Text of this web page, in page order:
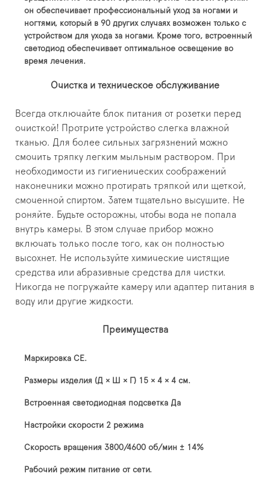
он обеспечивает профессиональный уход за ногами и
ногтями, который в 90 других случаях возможен только с
устройством для ухода за ногами. Кроме того, встроенный
светодиод обеспечивает оптимальное освещение во
время лечения.
Очистка и техническое обслуживание
Всегда отключайте блок питания от розетки перед
очисткой! Протрите устройство слегка влажной
тканью. Для более сильных загрязнений можно
смочить тряпку легким мыльным раствором. При
необходимости из гигиенических соображений
наконечники можно протирать тряпкой или щеткой,
смоченной спиртом. Затем тщательно высушите. Не
роняйте. Будьте осторожны, чтобы вода не попала
внутрь камеры. В этом случае прибор можно
включать только после того, как он полностью
высохнет. Не используйте химические чистящие
средства или абразивные средства для чистки.
Никогда не погружайте камеру или адаптер питания в
воду или другие жидкости.
Преимущества
Маркировка СЕ.
Размеры изделия (Д × Ш × Г) 15 × 4 × 4 см.
Встроенная светодиодная подсветка Да
Настройки скорости 2 режима
Скорость вращения 3800/4600 об/мин ± 14%
Рабочий режим питание от сети.